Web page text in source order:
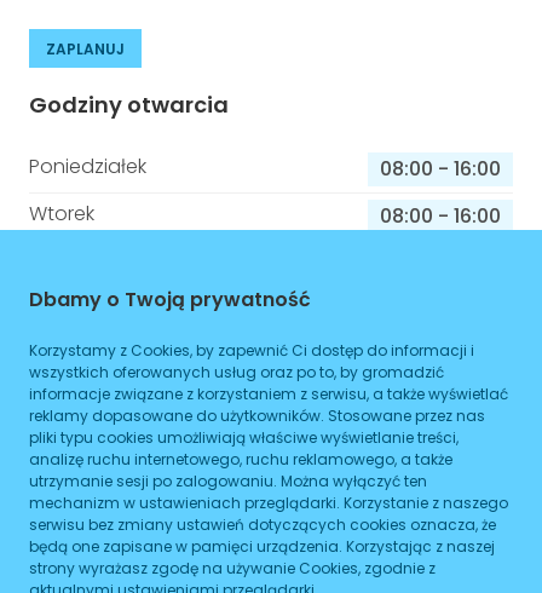
ZAPLANUJ
Godziny otwarcia
Poniedziałek 08:00 - 16:00
Wtorek
08:00 - 16:00
Czwartek
Piątek
08:00 -16:00
Sobota
08:00- 16:00
Niedziela
08:00-16:00
Informacje o sprawach jakie załatwisz w
tym budynku
Dbamy o Twoją prywatność
Korzystamy z Cookies, by zapewnić Ci dostęp do informacji i
wszystkich oferowanych usług oraz po to, by gromadzić
informacje związane z korzystaniem z serwisu, a także wyświetlać
reklamy dopasowane do użytkowników. Stosowane przez nas
pliki typu cookies umożliwiają właściwe wyświetlanie treści,
analizę ruchu internetowego, ruchu reklamowego, a także
utrzymanie sesji po zalogowaniu. Można wyłączyć ten
mechanizm w ustawieniach przeglądarki. Korzystanie z naszego
serwisu bez zmiany ustawień dotyczących cookies oznacza, że
będą one zapisane w pamięci urządzenia. Korzystając z naszej
strony wyrażasz zgodę na używanie Cookies, zgodnie z